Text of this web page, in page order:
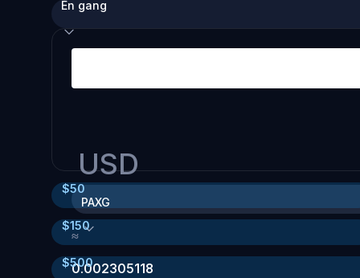
Én gang
USD
PAXG
≈
0.002305118
$50
$150
$500